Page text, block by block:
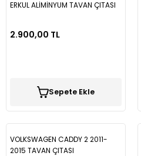
ERKUL ALİMİNYUM TAVAN ÇITASI
2.900,00 TL
Sepete Ekle
VOLKSWAGEN CADDY 2 2011-
2015 TAVAN ÇITASI